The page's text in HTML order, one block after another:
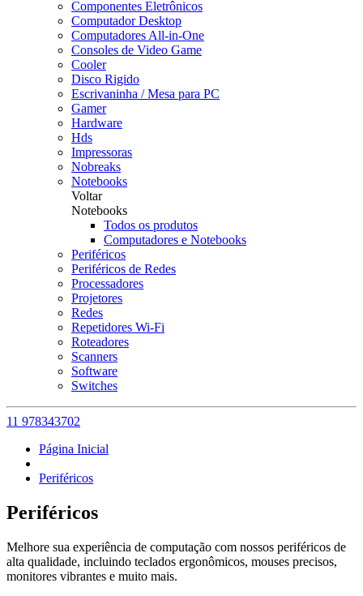
Componentes Eletrônicos
Computador Desktop
Computadores All-in-One
Consoles de Video Game
Cooler
Disco Rigido
Escrivaninha / Mesa para PC
Gamer
Hardware
Hds
Impressoras
Nobreaks
Notebooks
Voltar
Notebooks
Todos os produtos
Computadores e Notebooks
Periféricos
Periféricos de Redes
Processadores
Projetores
Redes
Repetidores Wi-Fi
Roteadores
Scanners
Software
Switches
11 978343702
Página Inicial
Periféricos
Periféricos
Melhore sua experiência de computação com nossos periféricos de
alta qualidade, incluindo teclados ergonômicos, mouses precisos,
monitores vibrantes e muito mais.